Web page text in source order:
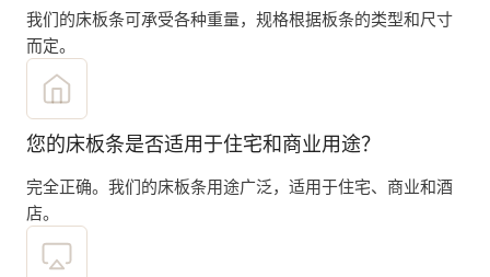
我们的床板条可承受各种重量，规格根据板条的类型和尺寸
而定。
您的床板条是否适用于住宅和商业用途？
完全正确。我们的床板条用途广泛，适用于住宅、商业和酒
店。